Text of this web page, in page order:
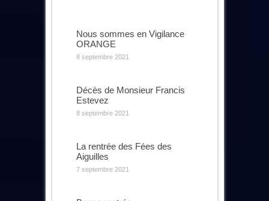
Nous sommes en Vigilance
ORANGE
8 septembre 2021
Décès de Monsieur Francis
Estevez
8 septembre 2021
La rentrée des Fées des
Aiguilles
7 septembre 2021